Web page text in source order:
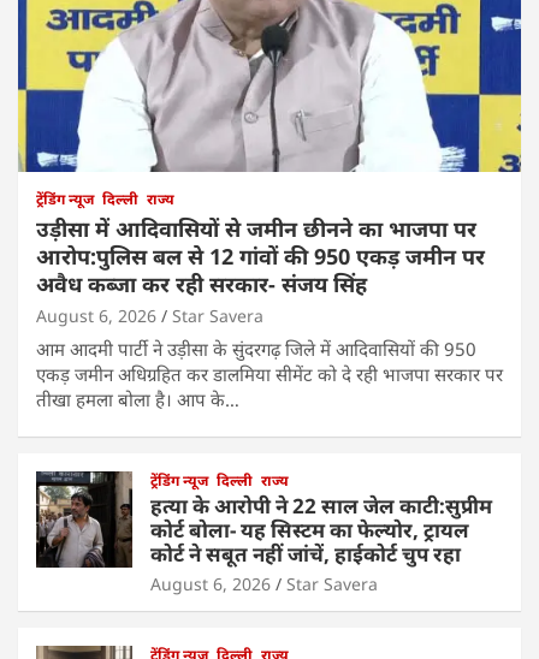
ट्रेंडिंग न्यूज दिल्ली राज्य
उड़ीसा में आदिवासियों से जमीन छीनने का भाजपा पर
आरोप:पुलिस बल से 12 गांवों की 950 एकड़ जमीन पर
अवैध कब्जा कर रही सरकार- संजय सिंह
August 6, 2026 Star Savera
आम आदमी पार्टी ने उड़ीसा के सुंदरगढ़ जिले में आदिवासियों की 950
एकड़ जमीन अधिग्रहित कर डालमिया सीमेंट को दे रही भाजपा सरकार पर
तीखा हमला बोला है। आप के…
ट्रेंडिंग न्यूज दिल्ली राज्य
हत्या के आरोपी ने 22 साल जेल काटी:सुप्रीम
कोर्ट बोला- यह सिस्टम का फेल्योर, ट्रायल
कोर्ट ने सबूत नहीं जांचें, हाईकोर्ट चुप रहा
August 6, 2026 Star Savera